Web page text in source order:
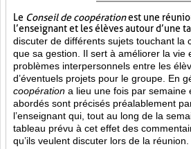
Le Conseil de coopérationest une
l’enseignant et les élèves autour d’une
discuter de différents sujets touchant la
que sa gestion. Il sert à améliorer la vie
problèmes interpersonnels entre les
d’éventuels projets pour le groupe. En
coopération a lieu une fois par semaine
abordés sont précisés préalablement
l’enseignant qui, tout au long de la
tableau prévu à cet effet des
qu’ils veulent discuter lors de la